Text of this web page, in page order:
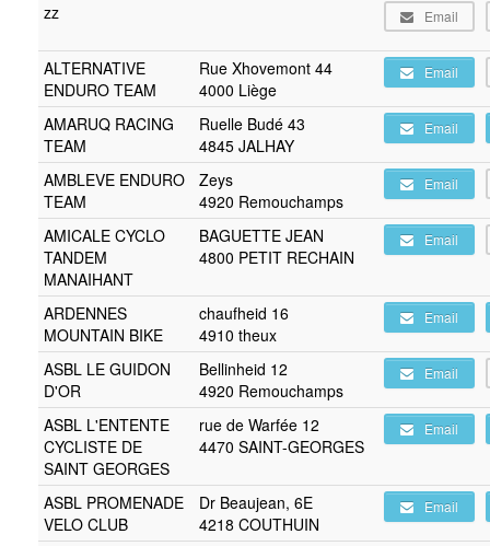
zz Email
ALTERNATIVE
ENDURO TEAM
Rue Xhovemont 44
4000 Liège
Email
AMARUQ RACING
TEAM
Ruelle Budé 43
4845 JALHAY
Email
AMBLEVE ENDURO
TEAM
Zeys
4920 Remouchamps
Email
AMICALE CYCLO
TANDEM
MANAIHANT
BAGUETTE JEAN
4800 PETIT RECHAIN
Email
ARDENNES
MOUNTAIN BIKE
chaufheid 16
4910 theux
Email
ASBL LE GUIDON
D'OR
Bellinheid 12
4920 Remouchamps
Email
ASBL L'ENTENTE
CYCLISTE DE
SAINT GEORGES
rue de Warfée 12
4470 SAINT-GEORGES
Email
ASBL PROMENADE
VELO CLUB
Dr Beaujean, 6E
4218 COUTHUIN
Email